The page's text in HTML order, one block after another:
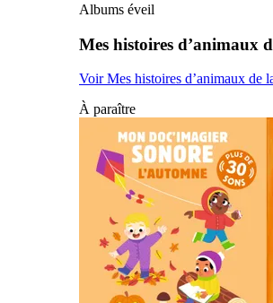
Albums éveil
Mes histoires d’animaux
Voir Mes histoires d’animaux de
À paraître